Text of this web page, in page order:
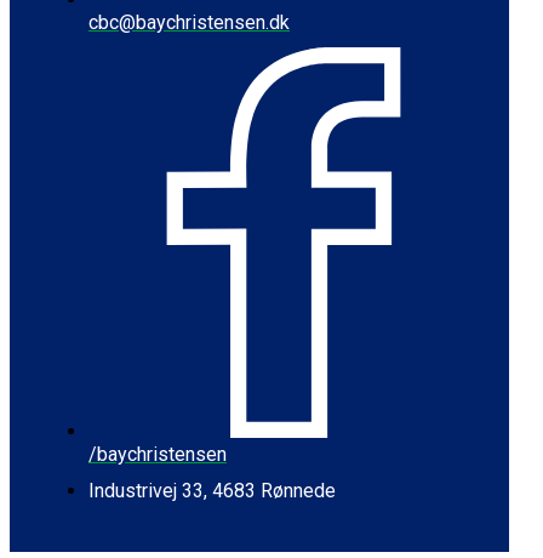
cbc@baychristensen.dk
/baychristensen
Industrivej 33, 4683 Rønnede